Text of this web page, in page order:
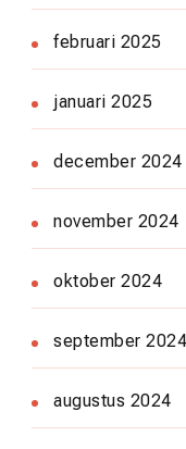
februari 2025
januari 2025
december 2024
november 2024
oktober 2024
september 2024
augustus 2024